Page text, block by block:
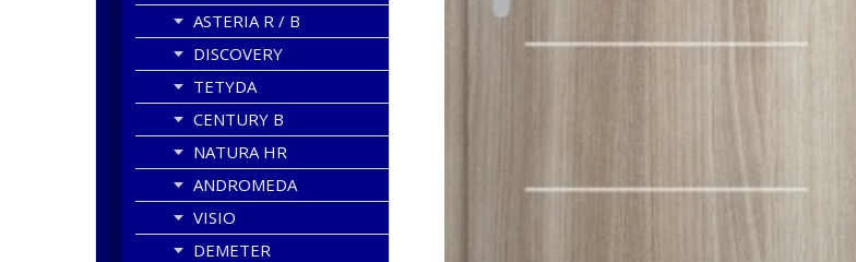
ASTERIA R / B
DISCOVERY
TETYDA
CENTURY B
NATURA HR
ANDROMEDA
VISIO
DEMETER